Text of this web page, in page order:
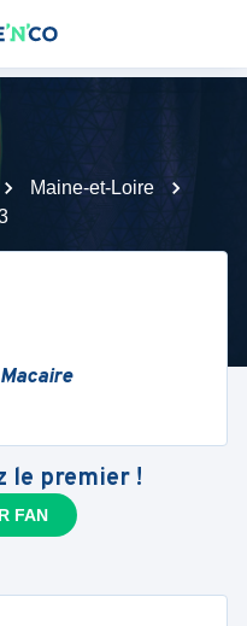
Maine-et-Loire
le premier !
FAN